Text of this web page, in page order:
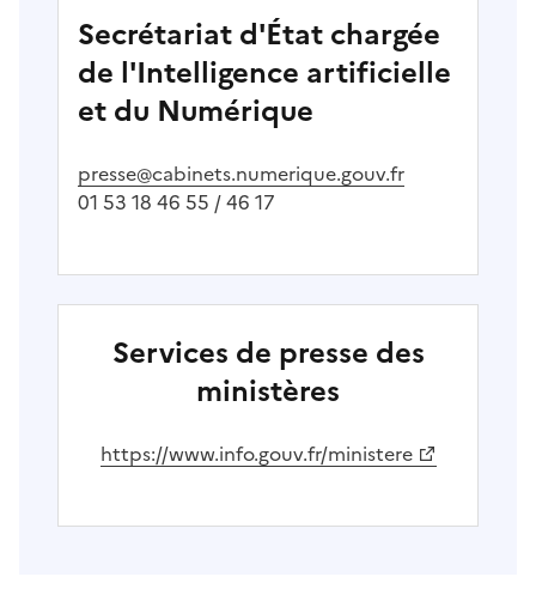
Secrétariat d'État chargée
de l'Intelligence artificielle
et du Numérique
presse@cabinets.numerique.gouv.fr
01 53 18 46 55 / 46 17
Services de presse des
ministères
(Ouvre une nouvelle fenêtre)
https://www.info.gouv.fr/ministere